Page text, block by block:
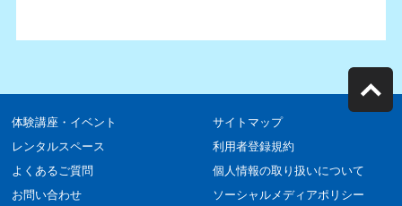
体験講座・イベント
レンタルスペース
よくあるご質問
お問い合わせ
サイトマップ
利用者登録規約
個人情報の取り扱いについて
ソーシャルメディアポリシー